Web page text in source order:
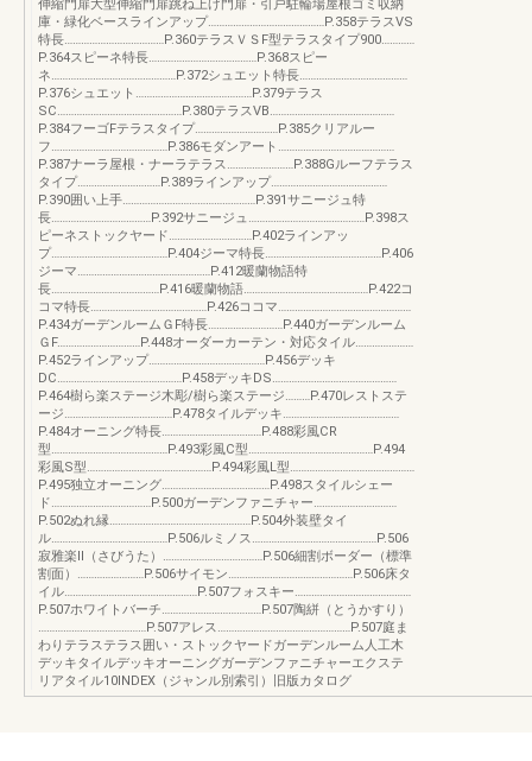
伸縮門扉大型伸縮門扉跳ね上げ門扉・引戸駐輪場屋根ゴミ収納
庫・緑化ベースラインアップ……………………………………P.358テラスVS
特長………………………………P.360テラスＶＳF型テラスタイプ900…………
P.364スピーネ特長…………………………………P.368スピー
ネ………………………………………P.372シュエット特長…………………………………
P.376シュエット……………………………………P.379テラス
SC………………………………………P.380テラスVB………………………………………
P.384フーゴFテラスタイプ…………………………P.385クリアルー
フ……………………………………P.386モダンアート……………………………………
P.387ナーラ屋根・ナーラテラス……………………P.388Gルーフテラス
タイプ…………………………P.389ラインアップ……………………………………
P.390囲い上手…………………………………………P.391サニージュ特
長………………………………P.392サニージュ……………………………………P.398ス
ピーネストックヤード…………………………P.402ラインアッ
プ……………………………………P.404ジーマ特長……………………………………P.406
ジーマ…………………………………………P.412暖蘭物語特
長…………………………………P.416暖蘭物語………………………………………P.422コ
コマ特長……………………………………P.426ココマ…………………………………………
P.434ガーデンルームＧF特長………………………P.440ガーデンルーム
ＧF…………………………P.448オーダーカーテン・対応タイル…………………
P.452ラインアップ……………………………………P.456デッキ
DC………………………………………P.458デッキDS………………………………………
P.464樹ら楽ステージ木彫/樹ら楽ステージ………P.470レストステ
ージ…………………………………P.478タイルデッキ……………………………………
P.484オーニング特長………………………………P.488彩風CR
型……………………………………P.493彩風C型………………………………………P.494
彩風S型………………………………………P.494彩風L型………………………………………
P.495独立オーニング…………………………………P.498スタイルシェー
ド………………………………P.500ガーデンファニチャー…………………………
P.502ぬれ縁……………………………………………P.504外装壁タイ
ル……………………………………P.506ルミノス………………………………………P.506
寂雅楽Ⅱ（さびうた）………………………………P.506細割ボーダー（標準
割面）……………………P.506サイモン………………………………………P.506床タ
イル…………………………………………P.507フォスキー……………………………………
P.507ホワイトバーチ………………………………P.507陶絣（とうかすり）
…………………………………P.507アレス…………………………………………P.507庭ま
わりテラステラス囲い・ストックヤードガーデンルーム人工木
デッキタイルデッキオーニングガーデンファニチャーエクステ
リアタイル10INDEX（ジャンル別索引）旧版カタログ